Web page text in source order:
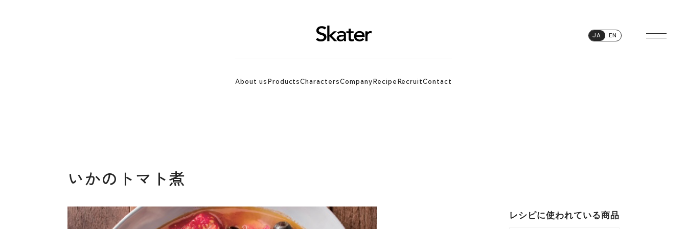
About usProductsCharactersCompanyRecipeRecruitContact
EN
JA
いかのトマト煮
レシピに使われている商品